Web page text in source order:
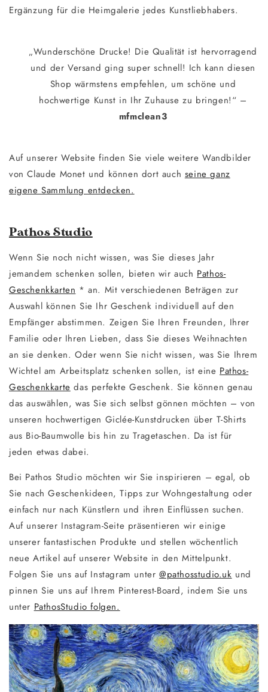
Ergänzung für die Heimgalerie jedes Kunstliebhabers.
„Wunderschöne Drucke! Die Qualität ist hervorragend
und der Versand ging super schnell! Ich kann diesen
Shop wärmstens empfehlen, um schöne und
hochwertige Kunst in Ihr Zuhause zu bringen!“ –
mfmclean3
Auf unserer Website finden Sie viele weitere Wandbilder
von Claude Monet und können dort auch seine ganz
eigene Sammlung entdecken.
Pathos Studio
Wenn Sie noch nicht wissen, was Sie dieses Jahr
jemandem schenken sollen, bieten wir auch Pathos-
Geschenkkarten * an. Mit verschiedenen Beträgen zur
Auswahl können Sie Ihr Geschenk individuell auf den
Empfänger abstimmen. Zeigen Sie Ihren Freunden, Ihrer
Familie oder Ihren Lieben, dass Sie dieses Weihnachten
an sie denken. Oder wenn Sie nicht wissen, was Sie Ihrem
Wichtel am Arbeitsplatz schenken sollen, ist eine Pathos-
Geschenkkarte das perfekte Geschenk. Sie können genau
das auswählen, was Sie sich selbst gönnen möchten – von
unseren hochwertigen Giclée-Kunstdrucken über T-Shirts
aus Bio-Baumwolle bis hin zu Tragetaschen. Da ist für
jeden etwas dabei.
Bei Pathos Studio möchten wir Sie inspirieren – egal, ob
Sie nach Geschenkideen, Tipps zur Wohngestaltung oder
einfach nur nach Künstlern und ihren Einflüssen suchen.
Auf unserer Instagram-Seite präsentieren wir einige
unserer fantastischen Produkte und stellen wöchentlich
neue Artikel auf unserer Website in den Mittelpunkt.
Folgen Sie uns auf Instagram unter@pathosstudio.uk und
pinnen Sie uns auf Ihrem Pinterest-Board, indem Sie uns
unter PathosStudio folgen.